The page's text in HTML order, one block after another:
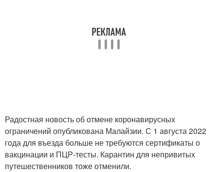
Радостная новость об отмене коронавирусных
ограничений опубликована Малайзии. С 1 августа 2022
года для въезда больше не требуются сертификаты о
вакцинации и ПЦР-тесты. Карантин для непривитых
путешественников тоже отменили.